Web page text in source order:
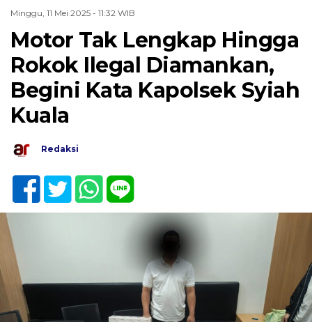
Minggu, 11 Mei 2025 - 11:32 WIB
Motor Tak Lengkap Hingga
Rokok Ilegal Diamankan,
Begini Kata Kapolsek Syiah
Kuala
Redaksi